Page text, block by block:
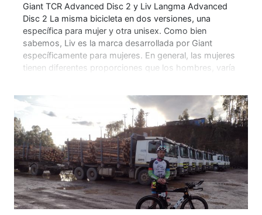
Giant TCR Advanced Disc 2 y Liv Langma Advanced
Disc 2 La misma bicicleta en dos versiones, una
específica para mujer y otra unisex. Como bien
sabemos, Liv es la marca desarrollada por Giant
específicamente para mujeres. En general, las mujeres
tienen diferentes proporciones que los hombres, varía